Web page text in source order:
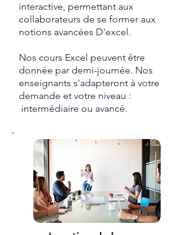
interactive, permettant aux
collaborateurs de se former aux
notions avancées D'excel.
Nos cours Excel peuvent être
donnée par demi-journée. Nos
enseignants s'adapteront à votre
demande et votre niveau :
intermédiaire ou avancé.